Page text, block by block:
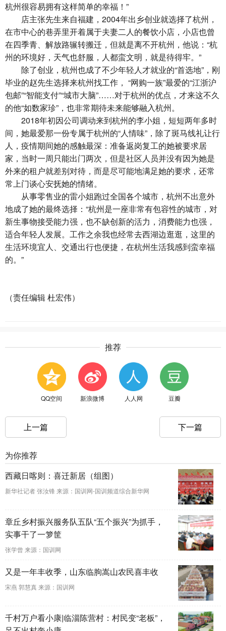
杭州很容易拥有这样简单的幸福！”
店主张先生来自福建，2004年出乡创业就选择了杭州，
在市中心的巷弄里开着属于夫妻二人的餐饮小店，小店也曾
在四季青、解放路辗转搬迁，但就是离不开杭州，他说：“杭
州的环境好，天气也舒服，人都蛮文明，就是待得牢。”
除了创业，杭州也成了不少年轻人才就业的“首选地”，刚
毕业的赵先生选择来杭州找工作， “网购一族”最爱的“江浙沪
包邮”“智能支付”“城市大脑”……对于杭州的优点，才来这不久
的他“如数家珍”，也非常期待未来能够融入杭州。
2018年初因公司调动来到杭州的李小姐，短短两年多时
间，她最爱那一份专属于杭州的“人情味”，除了斑马线礼让行
人，疫情期间她的感触最深：准备返岗复工的她被要求居
家，当时一周只能出门两次，但是社区人员并没有因为她是
外来的租户就差别对待，而是尽可能地满足她的要求，还常
常上门谈心安抚她的情绪。
从事零售业的雷小姐跑过全国各个城市，杭州不出意外
地成了她的最终选择：“杭州是一座非常有包容性的城市，对
新生事物接受能力强，也不缺创新的活力，消费能力也强，
适合年轻人发展。工作之余我也经常去西湖边逛逛，这里的
生活环境宜人、交通出行也便捷，在杭州生活我感到蛮幸福
的。”
（责任编辑 杜宏伟）
推荐
QQ空间 新浪微博 人人网 豆瓣
上一篇 下一篇
为你推荐
西藏日喀则：喜迁新居（组图）
新华社记者 张汝锋 来源：国训网-国训频道综合新华网
章丘乡村振兴服务队五队“五个振兴”为抓手，
实事干了一箩筐
张学曾 来源：国训网
又是一年丰收季，山东临朐嵩山农民喜丰收
宋燕 郭慧真 来源：国训网
千村万户看小康|临淄陈营村：村民变“老板”，